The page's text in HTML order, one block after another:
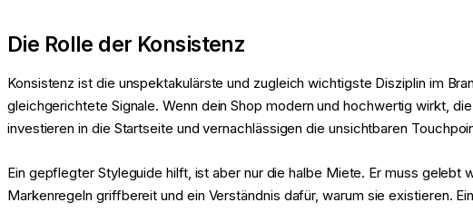
Die Rolle der Konsistenz
Konsistenz ist die unspektakulärste und zugleich wichtigste Disziplin im
gleichgerichtete Signale. Wenn dein Shop modern und hochwertig wirkt,
investieren in die Startseite und vernachlässigen die unsichtbaren
Ein gepflegter Styleguide hilft, ist aber nur die halbe Miete. Er muss
Markenregeln griffbereit und ein Verständnis dafür, warum sie existieren.